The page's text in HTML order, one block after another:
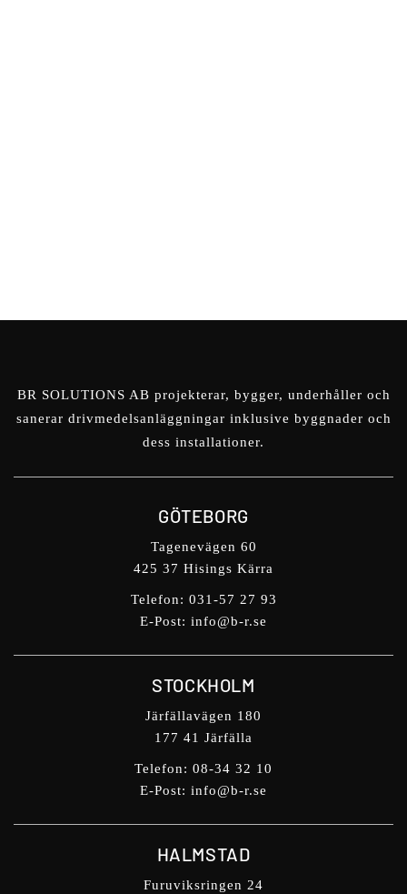
BR SOLUTIONS AB projekterar, bygger, underhåller och
sanerar drivmedelsanläggningar inklusive byggnader och
dess installationer.
GÖTEBORG
Tagenevägen 60
425 37 Hisings Kärra
Telefon: 031-57 27 93
E-Post: info@b-r.se
STOCKHOLM
Järfällavägen 180
177 41 Järfälla
Telefon: 08-34 32 10
E-Post: info@b-r.se
HALMSTAD
Furuviksringen 24